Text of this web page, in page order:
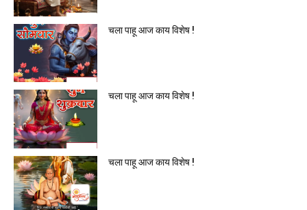
चला पाहू आज काय विशेष !
चला पाहू आज काय विशेष !
चला पाहू आज काय विशेष !